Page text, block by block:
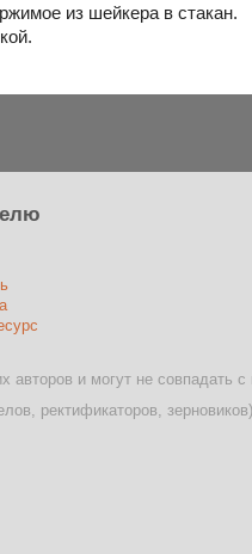
из шейкера в стакан.
и могут не
ректификаторов, зерновиков)